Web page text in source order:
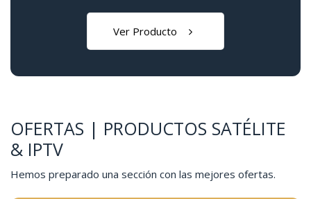
Ver Producto
OFERTAS | PRODUCTOS SATÉLITE
& IPTV
Hemos preparado una sección con las mejores ofertas.